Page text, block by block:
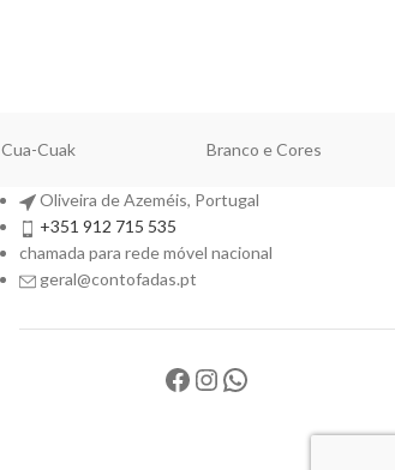
Cua-Cuak Branco e Cores
Oliveira de Azeméis, Portugal
+351 912 715 535
chamada para rede móvel nacional
geral@contofadas.pt